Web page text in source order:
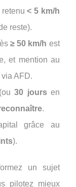
retenu< 5 km/h
reste).
≥ 50 km/h est
et mention au
AFD.
(ou30 joursen
.
grâce au
).
un sujet
pilotez mieux